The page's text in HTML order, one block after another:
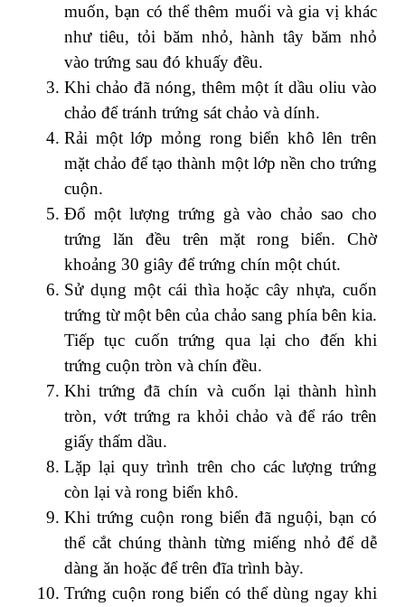
muốn, bạn có thể thêm muối và gia vị khác
như tiêu, tỏi băm nhỏ, hành tây băm nhỏ
vào trứng sau đó khuấy đều.
Khi chảo đã nóng, thêm một ít dầu oliu vào
chảo để tránh trứng sát chảo và dính.
Rải một lớp mỏng rong biển khô lên trên
mặt chảo để tạo thành một lớp nền cho trứng
cuộn.
Đổ một lượng trứng gà vào chảo sao cho
trứng lăn đều trên mặt rong biển. Chờ
khoảng 30 giây để trứng chín một chút.
Sử dụng một cái thìa hoặc cây nhựa, cuốn
trứng từ một bên của chảo sang phía bên kia.
Tiếp tục cuốn trứng qua lại cho đến khi
trứng cuộn tròn và chín đều.
Khi trứng đã chín và cuốn lại thành hình
tròn, vớt trứng ra khỏi chảo và để ráo trên
giấy thấm dầu.
Lặp lại quy trình trên cho các lượng trứng
còn lại và rong biển khô.
Khi trứng cuộn rong biển đã nguội, bạn có
thể cắt chúng thành từng miếng nhỏ để dễ
dàng ăn hoặc để trên đĩa trình bày.
Trứng cuộn rong biển có thể dùng ngay khi